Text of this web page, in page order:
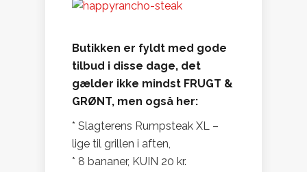
Butikken er fyldt med gode
tilbud i disse dage, det
gælder ikke mindst FRUGT &
GRØNT, men også her:
* Slagterens Rumpsteak XL –
lige til grillen i aften,
* 8 bananer, KUIN 20 kr.